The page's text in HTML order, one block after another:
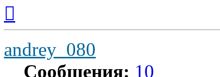
началу
andrey_080
Сообщения: 10